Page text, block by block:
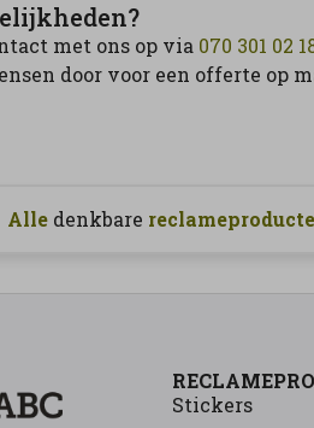
met ons op via 070 301 02
door voor een offerte op
Alledenkbare
Stickers